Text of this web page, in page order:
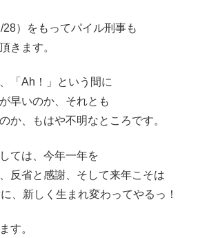
）をもってパイル刑事も
きます。
「Ah！」という間に
早いのか、それとも
か、もはや不明なところです。
ては、今年一年を
反省と感謝、そして来年こそは
、新しく生まれ変わってやるっ！
す。